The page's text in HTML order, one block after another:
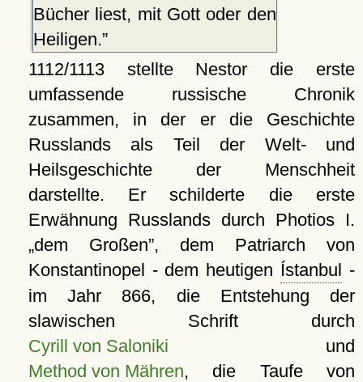
Bücher liest, mit Gott oder den
Heiligen.
1112/1113 stellte Nestor die erste
umfassende russische Chronik
zusammen, in der er die Geschichte
Russlands als Teil der Welt- und
Heilsgeschichte der Menschheit
darstellte. Er schilderte die erste
Erwähnung Russlands durch Photios I.
dem Großen , dem Patriarch von
Konstantinopel - dem heutigen Ístanbul -
im Jahr 866, die Entstehung der
slawischen Schrift durch
Cyrill von Saloniki und
Method von Mähren, die Taufe von